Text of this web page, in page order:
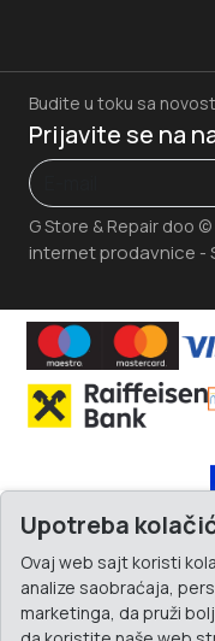
G Store & Repair doo
internet prodavnice -
Budite u toku sa
Prijavite se na
Upotreba
Ovaj web sajt koristi
analize saobraćaja,
marketinga, da pruži